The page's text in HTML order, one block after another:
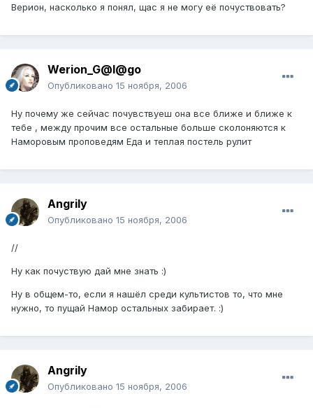
Верион, насколько я понял, щас я не могу её почуствовать?
Werion_G@l@go
Опубликовано 15 ноября, 2006
Ну почему же сейчас почувствуеш она все ближе и ближе к
тебе , между прочим все остальные больше сколоняются к
Наморовым проповедям Еда и теплая постель рулит
Angrily
Опубликовано 15 ноября, 2006
//
Ну как почуствую дай мне знать :)
Ну в общем-то, если я нашёл среди культистов то, что мне
нужно, то пущай Намор остальных забирает. :)
Angrily
Опубликовано 15 ноября, 2006